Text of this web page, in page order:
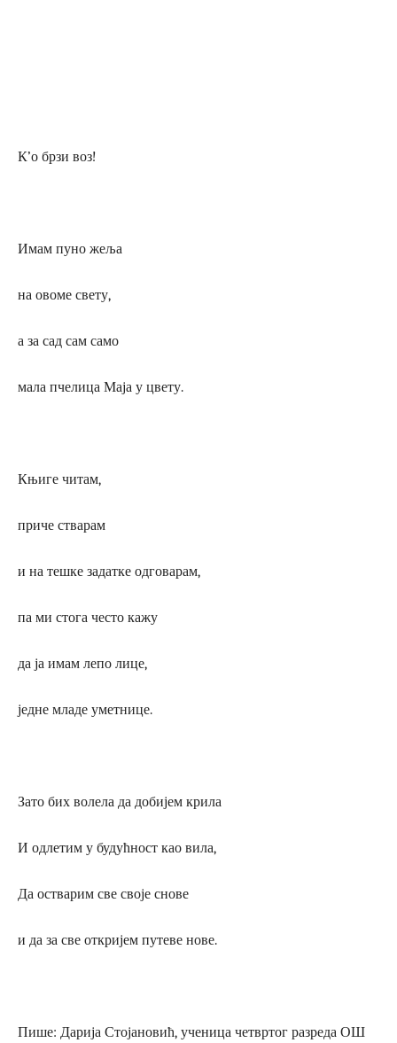
К’о брзи воз!
Имам пуно жеља
на овоме свету,
а за сад сам само
мала пчелица Маја у цвету.
Књиге читам,
приче стварам
и на тешке задатке одговарам,
па ми стога често кажу
да ја имам лепо лице,
једне младе уметнице.
Зато бих волела да добијем крила
И одлетим у будућност као вила,
Да остварим све своје снове
и да за све откријем путеве нове.
Пише: Дарија Стојановић, ученица четвртог разреда ОШ